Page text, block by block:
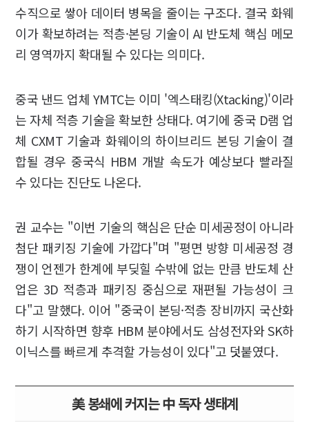
수직으로 쌓아 데이터 병목을 줄이는 구조다. 결국 화웨
이가 확보하려는 적층·본딩 기술이 AI 반도체 핵심 메모
리 영역까지 확대될 수 있다는 의미다.
중국 낸드 업체 YMTC는 이미 '엑스태킹(Xtacking)'이라
는 자체 적층 기술을 확보한 상태다. 여기에 중국 D램 업
체 CXMT 기술과 화웨이의 하이브리드 본딩 기술이 결
합될 경우 중국식 HBM 개발 속도가 예상보다 빨라질
수 있다는 진단도 나온다.
권 교수는 "이번 기술의 핵심은 단순 미세공정이 아니라
첨단 패키징 기술에 가깝다"며 "평면 방향 미세공정 경
쟁이 언젠가 한계에 부딪힐 수밖에 없는 만큼 반도체 산
업은 3D 적층과 패키징 중심으로 재편될 가능성이 크
다"고 말했다. 이어 "중국이 본딩·적층 장비까지 국산화
하기 시작하면 향후 HBM 분야에서도 삼성전자와 SK하
이닉스를 빠르게 추격할 가능성이 있다"고 덧붙였다.
美 봉쇄에 커지는 中 독자 생태계